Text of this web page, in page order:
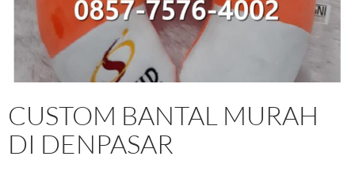
CUSTOM BANTAL MURAH
DI DENPASAR